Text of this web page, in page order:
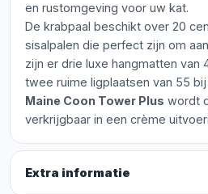
en rustomgeving voor uw kat.
De krabpaal beschikt over 20
sisalpalen die perfect zijn om
zijn er drie luxe hangmatten van
twee ruime ligplaatsen van 55
Maine Coon Tower Plus wordt
verkrijgbaar in een crème
Extra informatie